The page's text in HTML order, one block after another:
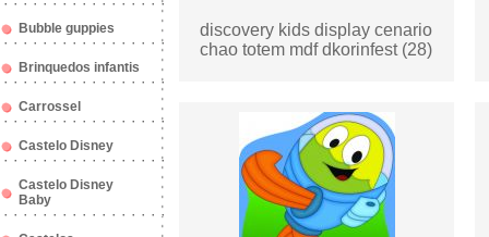
Bubble guppies
Brinquedos infantis
Carrossel
Castelo Disney
Castelo Disney
Baby
discovery kids display cenario
chao totem mdf dkorinfest (28)